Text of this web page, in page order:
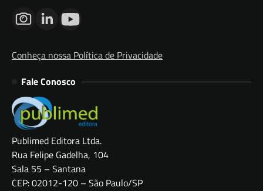
Conheça nossa Política de Privacidade
Fale Conosco
Publimed Editora Ltda.
Rua Felipe Gadelha, 104
Sala 55 – Santana
CEP: 02012-120 – São Paulo/SP